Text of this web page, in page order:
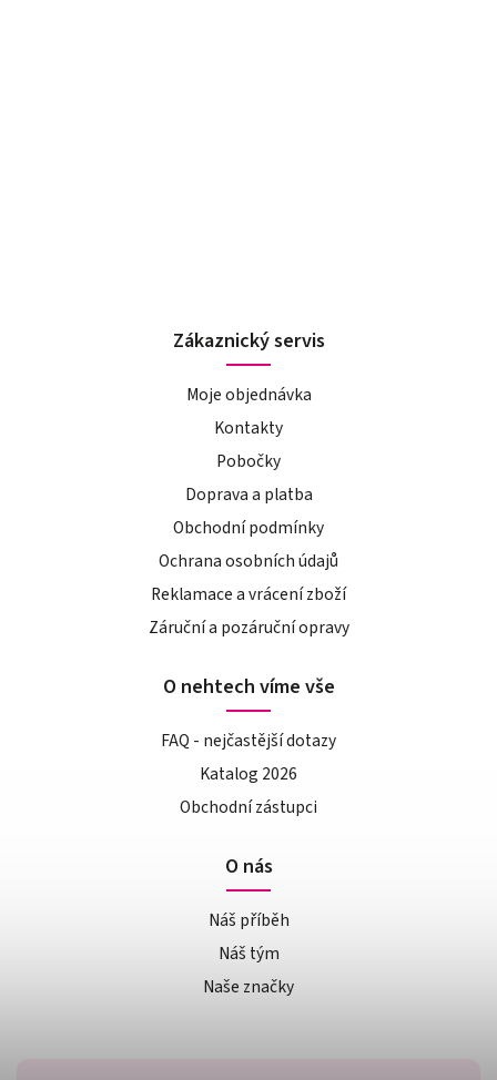
Zákaznický servis
Moje objednávka
Kontakty
Pobočky
Doprava a platba
Obchodní podmínky
Ochrana osobních údajů
Reklamace a vrácení zboží
Záruční a pozáruční opravy
O nehtech víme vše
FAQ - nejčastější dotazy
Katalog 2026
Obchodní zástupci
O nás
Náš příběh
Náš tým
Naše značky